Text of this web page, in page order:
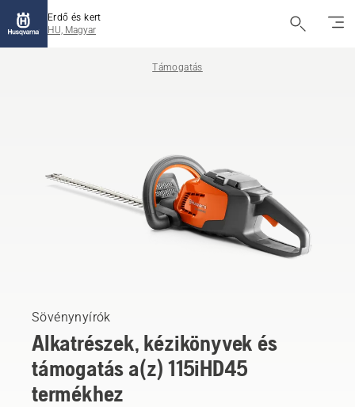
Erdő és kert
HU, Magyar
Támogatás
Sövénynyírók
Alkatrészek, kézikönyvek és
támogatás a(z) 115iHD45
termékhez